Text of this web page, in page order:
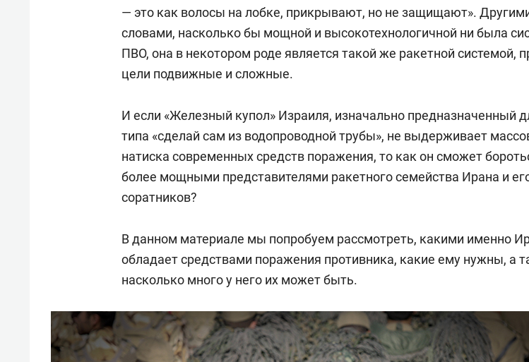
— это как волосы на лобке, прикрывают, но не защищают».
словами, насколько бы мощной и высокотехнологичной ни была
ПВО, она в некотором роде является такой же ракетной системой,
цели подвижные и сложные.
И если «Железный купол» Израиля, изначально предназначенный
типа «сделай сам из водопроводной трубы», не выдерживает
натиска современных средств поражения, то как он сможет
более мощными представителями ракетного семейства Ирана и
соратников?
В данном материале мы попробуем рассмотреть, какими именно
обладает средствами поражения противника, какие ему нужны, а
насколько много у него их может быть.